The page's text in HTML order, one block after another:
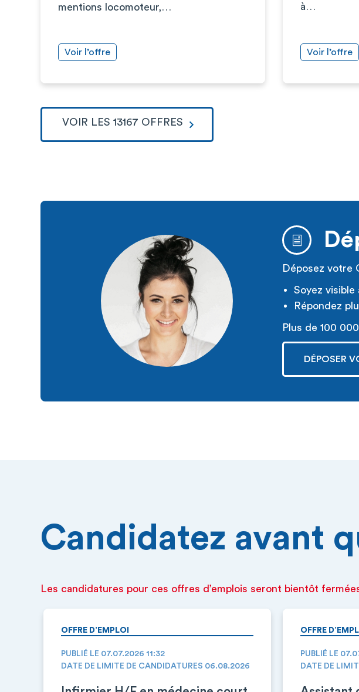
mentions locomoteur,…
Voir l’offre
à…
Voir l’offre
VOIR LES 13167 OFFRES
Déposez votre
Soyez
Répondez
Plus de 100
DÉPOSER
Candidatez avant
Les candidatures pour ces offres d’emplois seront bientôt
OFFRE D’EMPLOI
PUBLIÉ LE 07.07.2026 11:32
DATE DE LIMITE DE CANDIDATURES 06.08.2026
OFFRE
PUBLIÉ LE
DATE DE